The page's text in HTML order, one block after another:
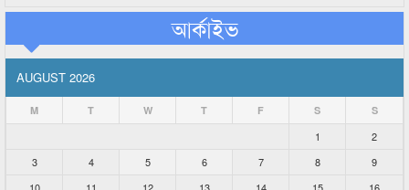
আর্কাইভ
AUGUST 2026
M T W T F S S
1
2
3
4 5 6 7 8
9